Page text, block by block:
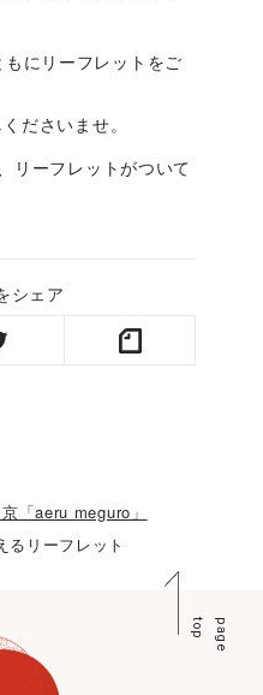
にリーフレットをご
ださいませ。
リーフレットがついて
シェア
「aeru meguro」
るリーフレット
p
a
g
e
t
o
p